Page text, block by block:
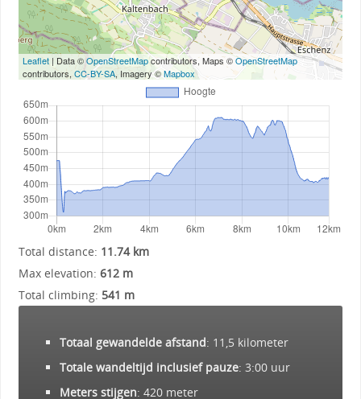
Leaflet| Data ©OpenStreetMapcontributors, Maps ©OpenStreetMap
contributors, CC-BY-SA, Imagery ©Mapbox
Total distance: 11.74 km
Max elevation: 612 m
Total climbing: 541 m
Totaal gewandelde afstand: 11,5 kilometer
Totale wandeltijd inclusief pauze: 3:00 uur
Meters stijgen: 420 meter